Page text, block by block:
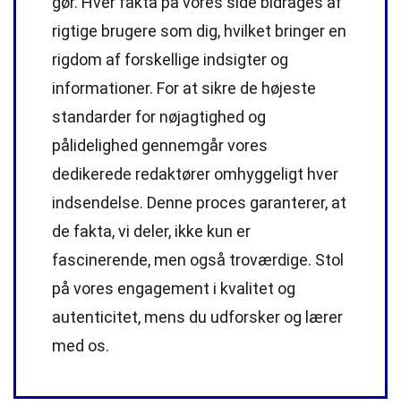
rigtige brugere som dig, hvilket bringer en
rigdom af forskellige indsigter og
informationer. For at sikre de højeste
standarder for nøjagtighed og
pålidelighed gennemgår vores
dedikerede redaktører omhyggeligt hver
indsendelse. Denne proces garanterer, at
de fakta, vi deler, ikke kun er
fascinerende, men også troværdige. Stol
på vores engagement i kvalitet og
autenticitet, mens du udforsker og lærer
med os.